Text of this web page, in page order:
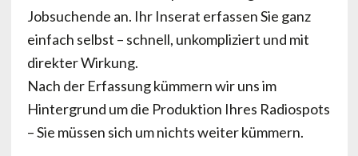
Jobsuchende an. Ihr Inserat erfassen Sie ganz
einfach selbst – schnell, unkompliziert und mit
direkter Wirkung.
Nach der Erfassung kümmern wir uns im
Hintergrund um die Produktion Ihres Radiospots
– Sie müssen sich um nichts weiter kümmern.